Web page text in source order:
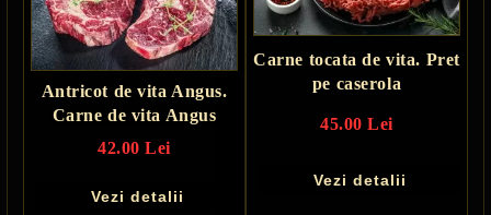
Antricot de vita Angus.
Carne de vita Angus
42.00 Lei
Vezi detalii
Carne tocata de vita. Pret
pe caserola
45.00 Lei
Vezi detalii